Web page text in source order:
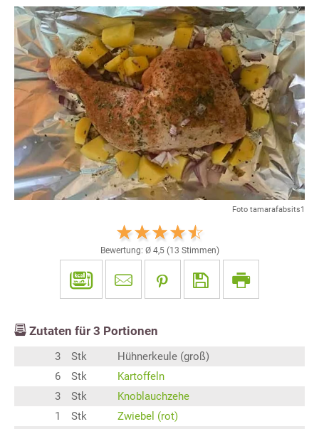
Foto tamarafabsits1
Bewertung: Ø 4,5(13 Stimmen)
Zutaten für 3 Portionen
3 Stk
Hühnerkeule (groß)
6
Stk
Kartoffeln
3
Stk
Knoblauchzehe
1
Stk
Zwiebel (rot)